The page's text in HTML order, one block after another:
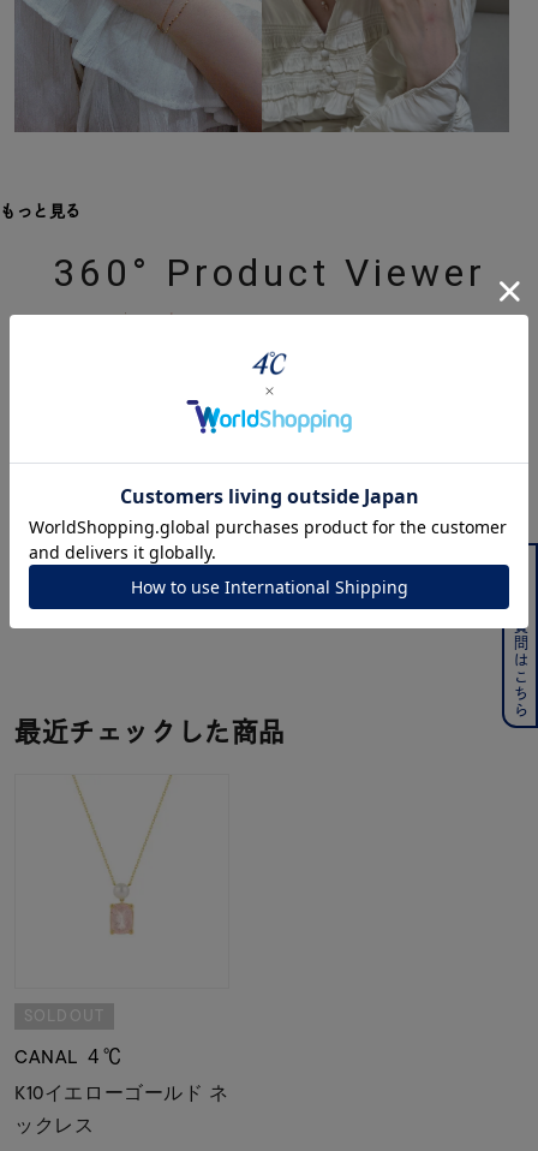
もっと見る
360° Product Viewer
ジュエリーを色々な角度で
最近チェックした商品
SOLDOUT
CANAL ４℃
K10イエローゴールド ネ
ックレス
よくある質問はこちら